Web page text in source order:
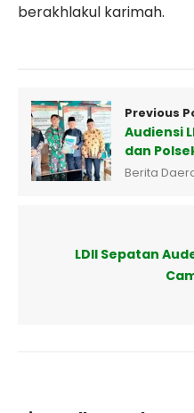
berakhlakul karimah.
Previous
Audiensi
dan
Berita
LDII Sepatan